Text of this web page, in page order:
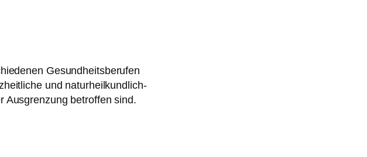
Gesundheitsberufen
und naturheilkundlich-
Ausgrenzung betroffen sind.